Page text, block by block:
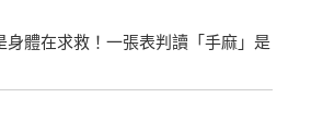
身體在求救！一張表判讀「手麻」是